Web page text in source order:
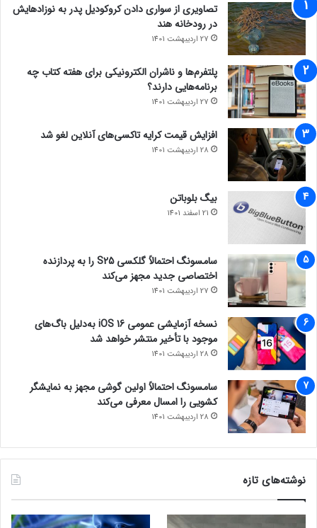
تصاویری از سواری دادن کروکودیل پدر به نوزادهایش
در رودخانه هند
27 اردیبهشت 1401
پلتفرم‌ها و ناشران الکترونیکی برای هفته کتاب چه
برنامه‌هایی دارند؟
27 اردیبهشت 1401
افزایش قیمت کرایه تاکسی‌های آنلاین لغو شد
28 اردیبهشت 1401
بیگ بلوباتن
21 اسفند 1401
سامسونگ احتمالاً گلکسی S25 را به پردازنده
اختصاصی جدید مجهز می‌کند
27 اردیبهشت 1401
نسخه آزمایشی عمومی iOS 16 به‌دلیل باگ‌های
موجود با تأخیر منتشر خواهد شد
28 اردیبهشت 1401
سامسونگ احتمالاً اولین گوشی مجهز به نمایشگر
کشویی را امسال معرفی می‌کند
28 اردیبهشت 1401
نوشته‌های تازه